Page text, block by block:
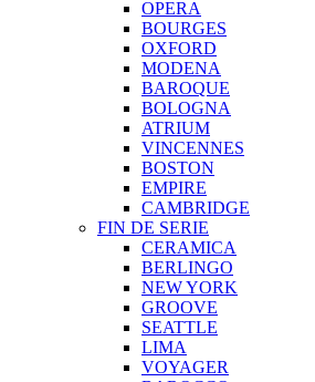
OPERA
BOURGES
OXFORD
MODENA
BAROQUE
BOLOGNA
ATRIUM
VINCENNES
BOSTON
EMPIRE
CAMBRIDGE
FIN DE SERIE
CERAMICA
BERLINGO
NEW YORK
GROOVE
SEATTLE
LIMA
VOYAGER